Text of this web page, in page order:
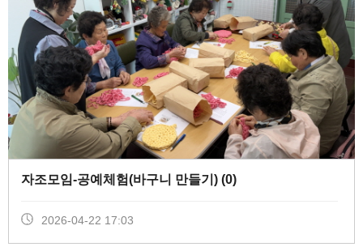
자조모임-공예체험(바구니 만들기) (0)
2026-04-22 17:03